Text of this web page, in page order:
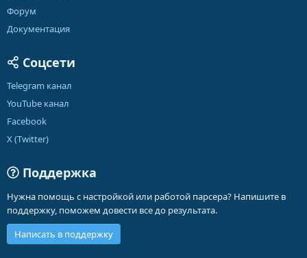
Форум
Документация
Соцсети
Telegram канал
YouTube канал
Facebook
X (Twitter)
Поддержка
Нужна помощь с настройкой или работой парсера? Напишите в
поддержку, поможем довести все до результата.
Написать в поддержку